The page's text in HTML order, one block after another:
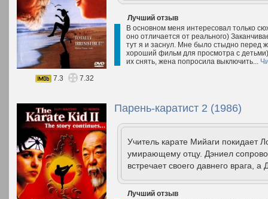
Лучший отзыв
В основном меня интересовал только
оно отличается от реального)
тут я и заснул. Мне было стыдно перед
хороший фильм для просмотра с
их снять, жена попросила выключить...
7.3
7.32
Парень-каратист 2 (1986)
Учитель карате Мийаги покидает
умирающему отцу. Дэниел
встречает своего давнего врага,
Лучший отзыв